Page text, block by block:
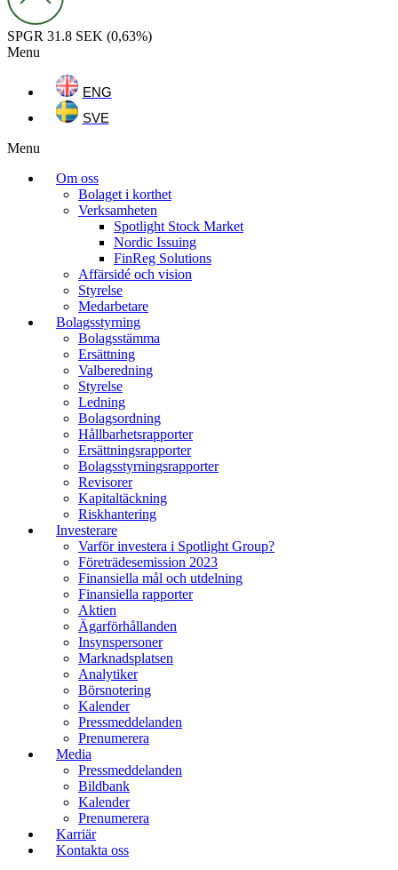
SPGR 31.8 SEK (0,63%)
Menu
ENG
SVE
Menu
Om oss
Bolaget i korthet
Verksamheten
Spotlight Stock Market
Nordic Issuing
FinReg Solutions
Affärsidé och vision
Styrelse
Medarbetare
Bolagsstyrning
Bolagsstämma
Ersättning
Valberedning
Styrelse
Ledning
Bolagsordning
Hållbarhetsrapporter
Ersättningsrapporter
Bolagsstyrningsrapporter
Revisorer
Kapitaltäckning
Riskhantering
Investerare
Varför investera i Spotlight Group?
Företrädesemission 2023
Finansiella mål och utdelning
Finansiella rapporter
Aktien
Ägarförhållanden
Insynspersoner
Marknadsplatsen
Analytiker
Börsnotering
Kalender
Pressmeddelanden
Prenumerera
Media
Pressmeddelanden
Bildbank
Kalender
Prenumerera
Karriär
Kontakta oss